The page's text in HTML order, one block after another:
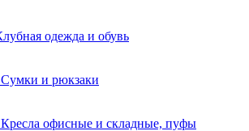
одежда и обувь
Сумки и рюкзаки
Кресла офисные и складные, пуфы